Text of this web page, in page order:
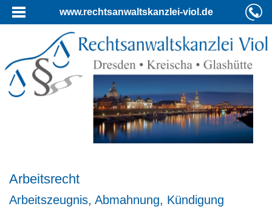
www.rechtsanwaltskanzlei-viol.de
Arbeitsrecht
Arbeitszeugnis, Abmahnung, Kündigung